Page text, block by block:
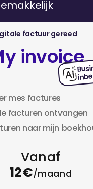
factuur gereed
invoice
mes factures
facturen ontvangen
naar mijn
Vanaf
12€/maand